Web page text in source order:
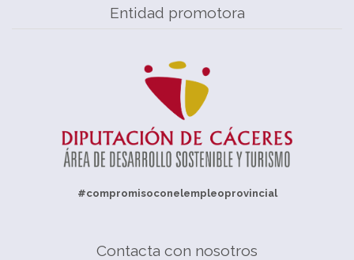
Entidad promotora
#compromisoconelempleoprovincial
Contacta con nosotros